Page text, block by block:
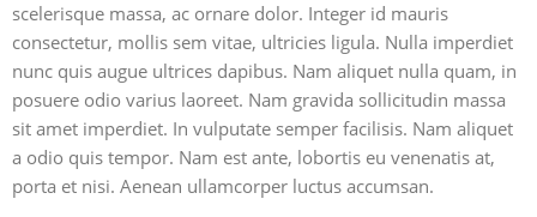
scelerisque massa, ac ornare dolor. Integer id mauris
consectetur, mollis sem vitae, ultricies ligula. Nulla imperdiet
nunc quis augue ultrices dapibus. Nam aliquet nulla quam, in
posuere odio varius laoreet. Nam gravida sollicitudin massa
sit amet imperdiet. In vulputate semper facilisis. Nam aliquet
a odio quis tempor. Nam est ante, lobortis eu venenatis at,
porta et nisi. Aenean ullamcorper luctus accumsan.